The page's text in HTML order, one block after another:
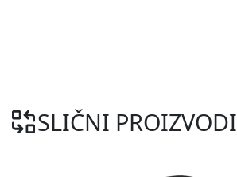
SLIČNI PROIZVODI